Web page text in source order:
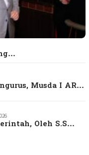
Musda I AR…
Oleh S.S…